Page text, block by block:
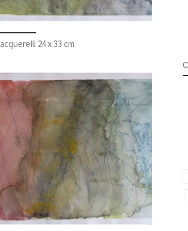
acquerelli 24 x 33 cm